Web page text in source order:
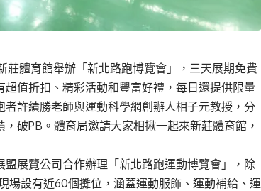
莊體育館舉辦「新北路跑博覽會」，三天展期免費
值折扣、精彩活動和豐富好禮，每日還提供限量
許績勝老師與運動科學網創辦人相子元教授，分
破PB。體育局邀請大家相揪一起來新莊體育館，
展覽公司合作辦理「新北路跑運動博覽會」，除
場設有近60個攤位，涵蓋運動服飾、運動補給、運